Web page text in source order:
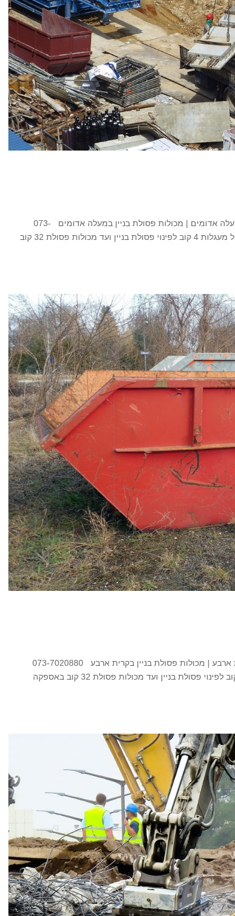
השכרת מכולות פסולת במעלה אדומים השכרת מכולות פינוי פסולת במעלה אדומים | מכולות פסולת בניין במעלה אדומים 073-
7020880 מומחים במכולות פינוי פסולת לכל מטרה במעלה אדומים החל מעגלות 4 קוב לפינוי פסולת בניין ועד מכולות פסולת 32 קוב
השכרת מכולות פסולת בקרית ארבע השכרת מכולות פינוי פסולת בקרית ארבע | מכולות פסולת בניין בקרית ארבע 073-7020880
מומחים במכולות פינוי פסולת לכל מטרה בקרית ארבע החל מעגלות 4 קוב לפינוי פסולת בניין ועד מכולות פסולת 32 קוב באספקה